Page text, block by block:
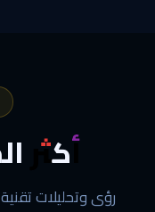
أكثر
رؤى وتحليلات